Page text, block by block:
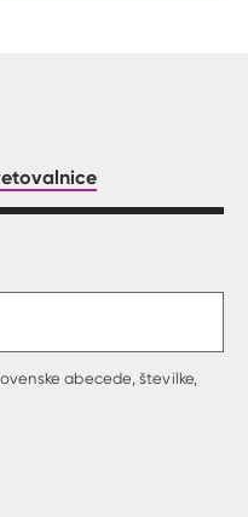
abecede, številke,